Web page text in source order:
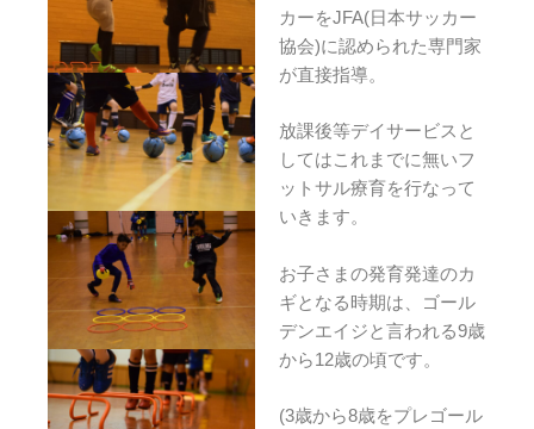
カーをJFA(日本サッカー
協会)に認められた専門家
が直接指導。
放課後等デイサービスと
してはこれまでに無いフ
ットサル療育を行なって
いきます。
お子さまの発育発達のカ
ギとなる時期は、ゴール
デンエイジと言われる9歳
から12歳の頃です。
(3歳から8歳をプレゴール